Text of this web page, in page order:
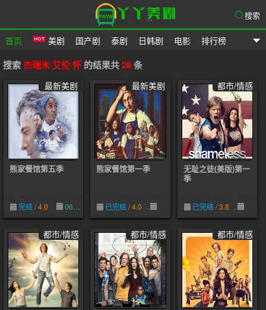
爱美剧
首页 美剧 国产剧 泰剧 日韩剧 电影 排行榜
搜索
搜索杰瑞米·艾伦·怀 的结果共28条
最新美剧
熊家餐馆第五季
完结/4.0 06-28
最新美剧
熊家餐馆第一季
已完结/4.0
都市/情感
无耻之徒(美版)第一
季
已完结/3.8
都市/情感 都市/情感 都市/情感